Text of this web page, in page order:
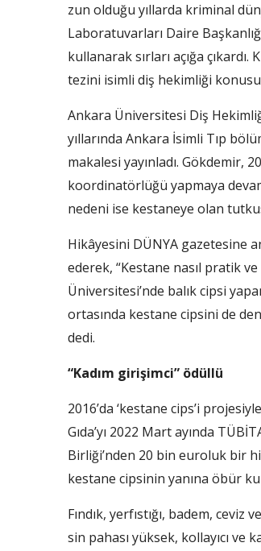
zun olduğu yıllarda kriminal
Laboratuvarları Daire
kullanarak sırla­rı açığa
tezi­ni isimli diş hekimliği
Ankara Üniversitesi Diş
yılların­da Ankara İsimli Tıp
makalesi yayınladı. Gök­demir,
koordinatörlüğü yapma­ya
nedeni ise kes­taneye olan
Hikâyesi­ni DÜNYA gazetesine
ederek, “Kestane nasıl pra­tik
Üniversitesi’nde balık cipsi
ortasında kestane cipsini de
dedi.
“Kadım girişimci” ödüllü
2016’da ‘kestane cips’i
Gıda’yı 2022 Mart ayında
Bir­liği’nden 20 bin euroluk bir
kestane cipsinin yanına öbür
Fındık, yerfıstı­ğı, badem,
sin pahası yüksek, kollayıcı